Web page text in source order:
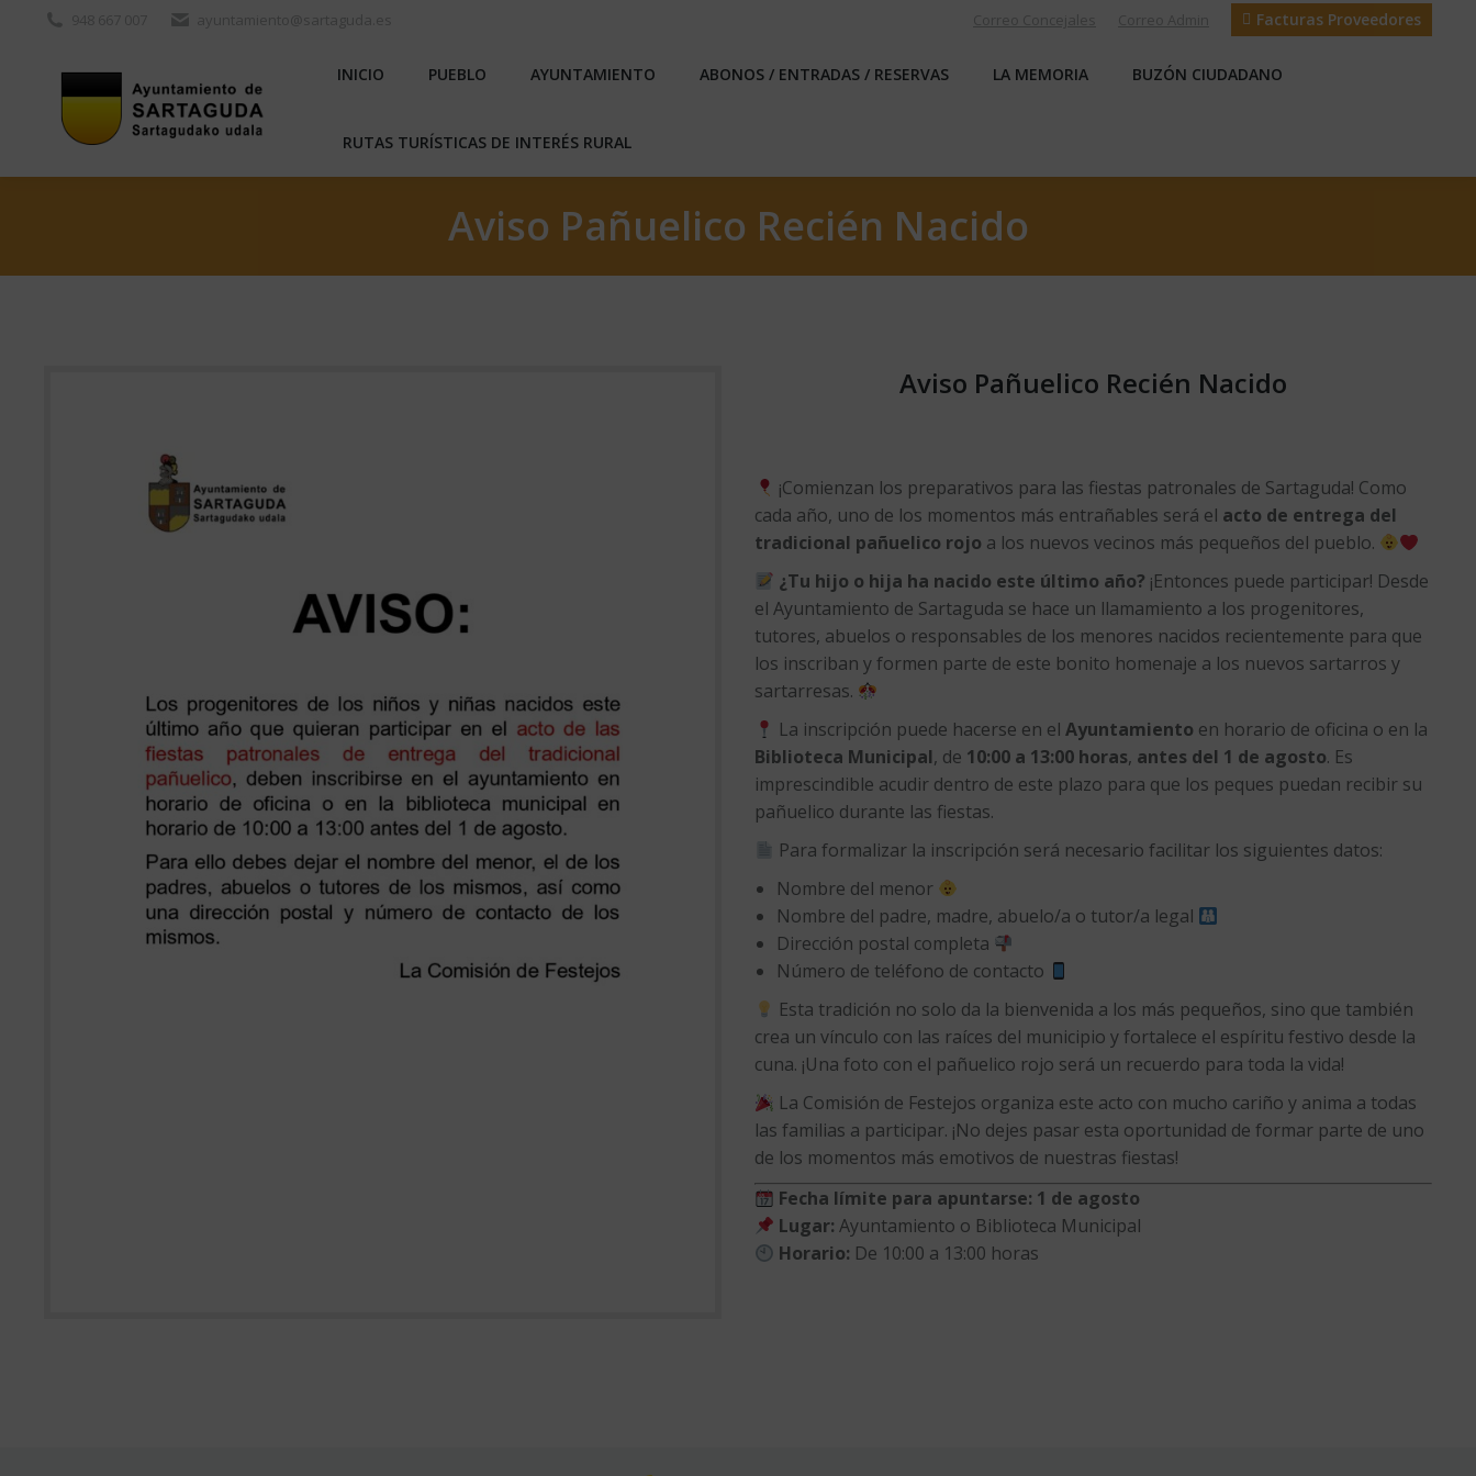
Facturas Proveedores
INICIO PUEBLO AYUNTAMIENTO ABONOS / ENTRADAS / RESERVAS LA MEMORIA BUZÓN CIUDADANO
RUTAS TURÍSTICAS DE INTERÉS RURAL
Aviso Pañuelico Recién Nacido
Aviso Pañuelico Recién Nacido
¡Comienzan los preparativos para las fiestas patronales de Sartaguda! Como
cada año, uno de los momentos más entrañables será el acto de entrega del
tradicional pañuelico rojo a los nuevos vecinos más pequeños del pueblo.
¿Tu hijo o hija ha nacido este último año? ¡Entonces puede participar! Desde
el Ayuntamiento de Sartaguda se hace un llamamiento a los progenitores,
tutores, abuelos o responsables de los menores nacidos recientemente para que
los inscriban y formen parte de este bonito homenaje a los nuevos sartarros y
sartarresas.
La inscripción puede hacerse en elAyuntamiento en horario de oficina o en la
Biblioteca Municipal, de 10:00 a 13:00 horas, antes del 1 de agosto. Es
imprescindible acudir dentro de este plazo para que los peques puedan recibir su
pañuelico durante las fiestas.
Para formalizar la inscripción será necesario facilitar los siguientes datos:
Nombre del menor
Nombre del padre, madre, abuelo/a o tutor/a legal
Dirección postal completa
Número de teléfono de contacto
Esta tradición no solo da la bienvenida a los más pequeños, sino que también
crea un vínculo con las raíces del municipio y fortalece el espíritu festivo desde la
cuna. ¡Una foto con el pañuelico rojo será un recuerdo para toda la vida!
La Comisión de Festejos organiza este acto con mucho cariño y anima a todas
las familias a participar. ¡No dejes pasar esta oportunidad de formar parte de uno
de los momentos más emotivos de nuestras fiestas!
Fecha límite para apuntarse: 1 de agosto
Lugar: Ayuntamiento o Biblioteca Municipal
Horario: De 10:00 a 13:00 horas
BUZÓN CIUDADANO